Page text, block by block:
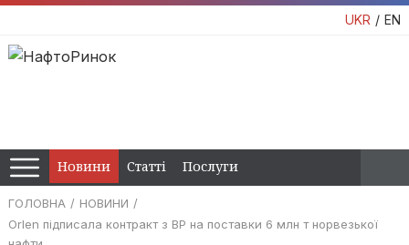
UKR EN
Новини Статті Послуги
ГОЛОВНА
НОВИНИ
Orlen підписала контракт з BP на поставки 6 млн т норвезької